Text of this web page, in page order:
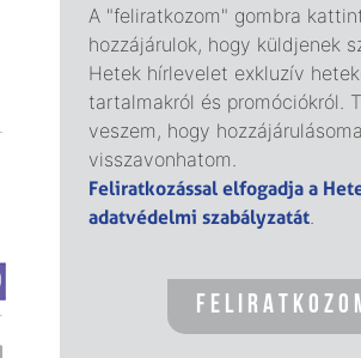
A "feliratkozom" gombra
hozzájárulok, hogy küldjenek
Hetek hírlevelet exkluzív
tartalmakról és promóciókról.
veszem, hogy
visszavonhatom.
Feliratkozással elfogadja a
adatvédelmi szabályzatát.